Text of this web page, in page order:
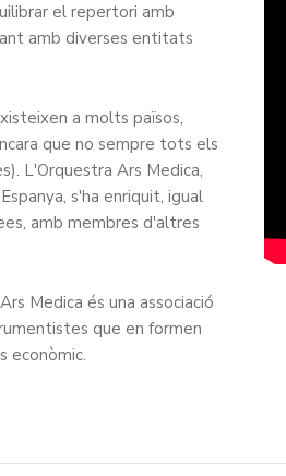
el repertori amb
amb diverses entitats
a molts països,
que no sempre tots els
L'Orquestra Ars Medica,
s'ha enriquit, igual
amb membres d'altres
Medica és una associació
que en formen
econòmic.